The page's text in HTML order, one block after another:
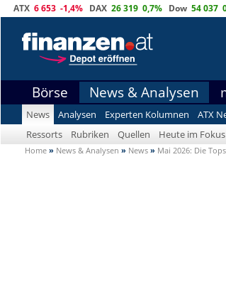
ATX 6 653 -1,4% DAX 26 319 0,7% Dow 54 037
Börse News & Analysen
News Analysen Experten Kolumnen ATX
Ressorts
Rubriken Quellen Heute im Fokus
Home » News & Analysen » News » Mai 2026: Die